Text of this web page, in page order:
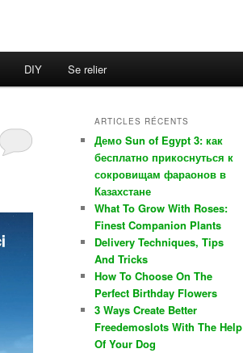
DIY Se relier
ARTICLES RÉCENTS
Демо Sun of Egypt 3: как
бесплатно прикоснуться к
сокровищам фараонов в
Казахстане
What To Grow With Roses:
Finest Companion Plants
Delivery Techniques, Tips
And Tricks
How To Choose On The
Perfect Birthday Flowers
3 Ways Create Better
Freedemoslots With The Help
Of Your Dog